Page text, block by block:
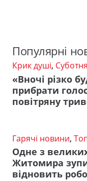
Популярні
Крик душі,
«Вночі різко
прибрати
повітряну
Гарячі новини,
Одне з
Житомира
відновить